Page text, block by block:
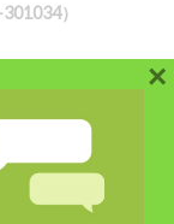
）
×